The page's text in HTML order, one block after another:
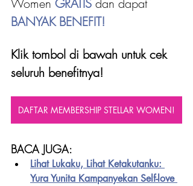
Women GRATIS dan dapat
BANYAK BENEFIT!
Klik tombol di bawah untuk cek
seluruh benefitnya!
DAFTAR MEMBERSHIP STELLAR WOMEN!
BACA JUGA:
Lihat Lukaku, Lihat Ketakutanku:
Yura Yunita Kampanyekan Self-love